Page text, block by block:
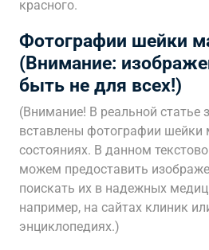
красного.
Фотографии шейки
(Внимание:
быть не для всех!)
(Внимание! В реальной статье
вставлены фотографии шейки
состояниях. В данном
можем предоставить
поискать их в надежных
например, на сайтах клиник
энциклопедиях.)